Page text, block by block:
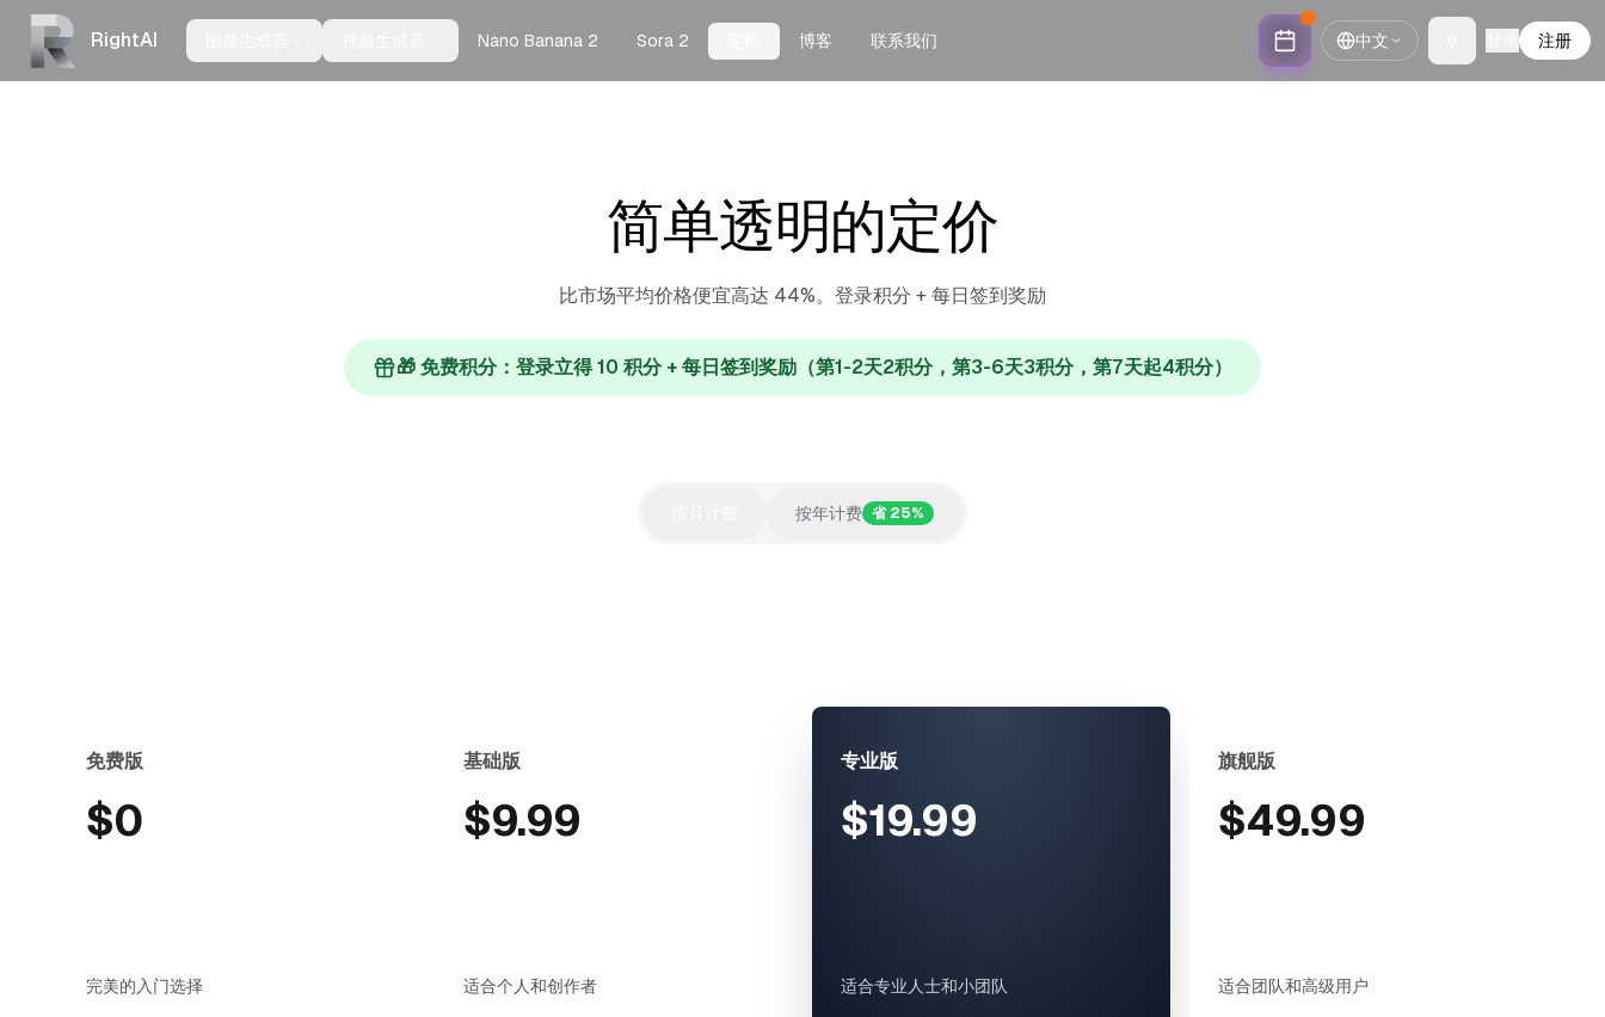
RightAI Nano Banana 2 Sora 2 博客 联系我们 中文
Toggle theme
注册
简单透明的定价
比市场平均价格便宜高达 44%。登录积分 + 每日签到奖励
🎁 免费积分：登录立得 10 积分 + 每日签到奖励（第1-2天2积分，第3-6天3积分，第7天起4积分）
按年计费 省 25%
免费版
$0
完美的入门选择
基础版
$9.99
适合个人和创作者
专业版
$19.99
适合专业人士和小团队
旗舰版
$49.99
适合团队和高级用户